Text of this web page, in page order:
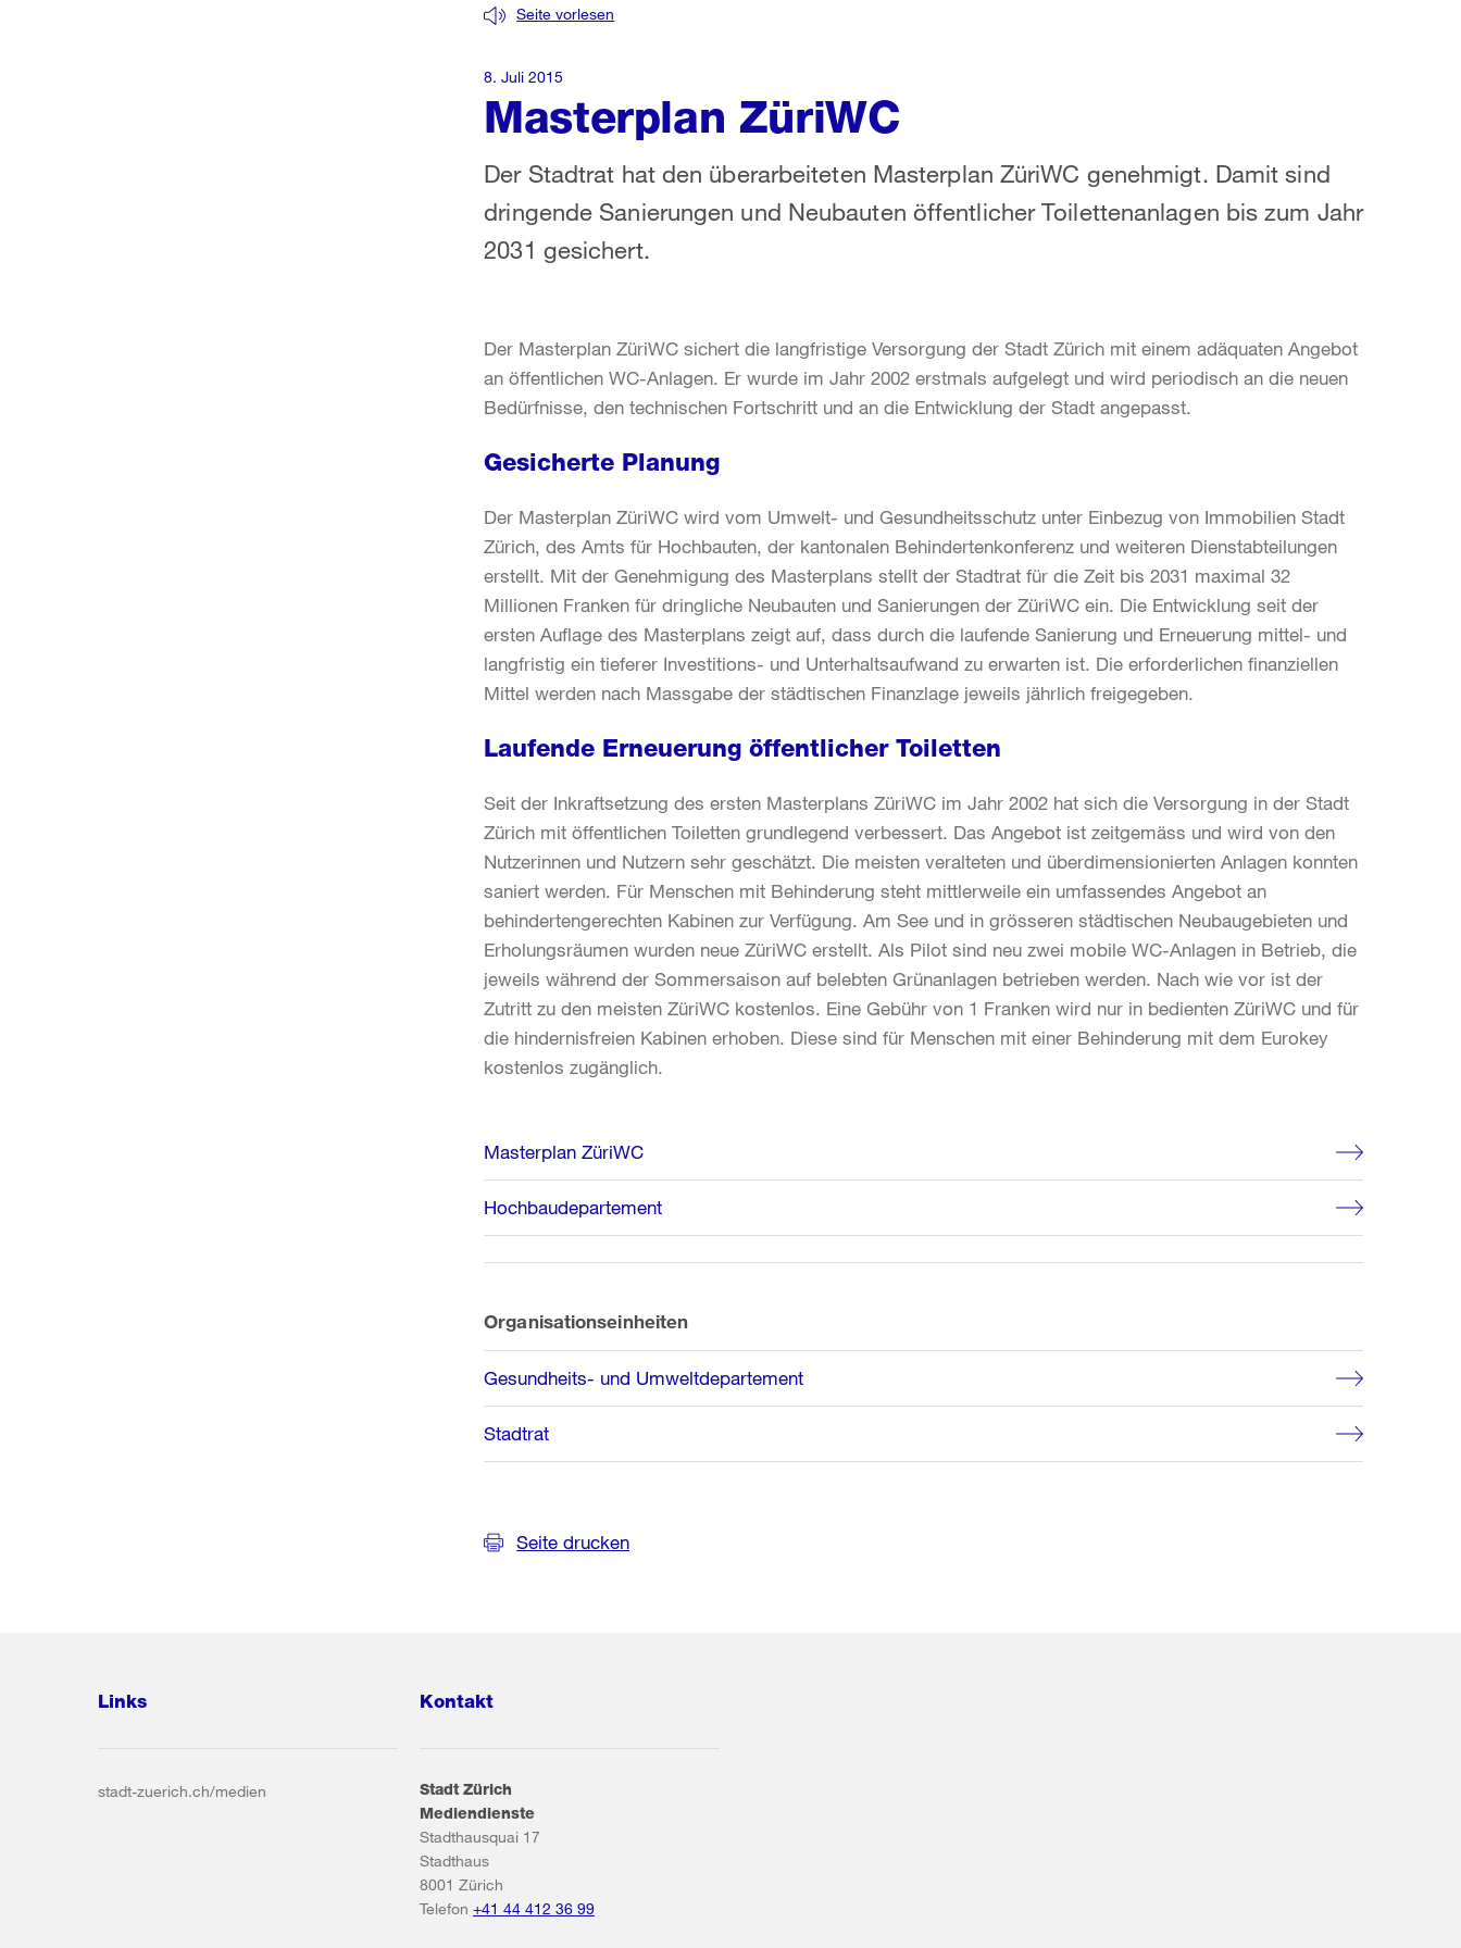
Masterplan ZüriWC
Seite vorlesen
Der Stadtrat hat den überarbeiteten Masterplan ZüriWC genehmigt. Damit sind
dringende Sanierungen und Neubauten öffentlicher Toilettenanlagen bis zum Jahr
2031 gesichert.
8. Juli 2015
Der Masterplan ZüriWC sichert die langfristige Versorgung der Stadt Zürich mit einem adäquaten Angebot
an öffentlichen WC-Anlagen. Er wurde im Jahr 2002 erstmals aufgelegt und wird periodisch an die neuen
Bedürfnisse, den technischen Fortschritt und an die Entwicklung der Stadt angepasst.
Gesicherte Planung
Der Masterplan ZüriWC wird vom Umwelt- und Gesundheitsschutz unter Einbezug von Immobilien Stadt
Zürich, des Amts für Hochbauten, der kantonalen Behindertenkonferenz und weiteren Dienstabteilungen
erstellt. Mit der Genehmigung des Masterplans stellt der Stadtrat für die Zeit bis 2031 maximal 32
Millionen Franken für dringliche Neubauten und Sanierungen der ZüriWC ein. Die Entwicklung seit der
ersten Auflage des Masterplans zeigt auf, dass durch die laufende Sanierung und Erneuerung mittel- und
langfristig ein tieferer Investitions- und Unterhaltsaufwand zu erwarten ist. Die erforderlichen finanziellen
Mittel werden nach Massgabe der städtischen Finanzlage jeweils jährlich freigegeben.
Laufende Erneuerung öffentlicher Toiletten
Seit der Inkraftsetzung des ersten Masterplans ZüriWC im Jahr 2002 hat sich die Versorgung in der Stadt
Zürich mit öffentlichen Toiletten grundlegend verbessert. Das Angebot ist zeitgemäss und wird von den
Nutzerinnen und Nutzern sehr geschätzt. Die meisten veralteten und überdimensionierten Anlagen konnten
saniert werden. Für Menschen mit Behinderung steht mittlerweile ein umfassendes Angebot an
behindertengerechten Kabinen zur Verfügung. Am See und in grösseren städtischen Neubaugebieten und
Erholungsräumen wurden neue ZüriWC erstellt. Als Pilot sind neu zwei mobile WC-Anlagen in Betrieb, die
jeweils während der Sommersaison auf belebten Grünanlagen betrieben werden. Nach wie vor ist der
Zutritt zu den meisten ZüriWC kostenlos. Eine Gebühr von 1 Franken wird nur in bedienten ZüriWC und für
die hindernisfreien Kabinen erhoben. Diese sind für Menschen mit einer Behinderung mit dem Eurokey
kostenlos zugänglich.
Weitere
Informationen
Masterplan ZüriWC
Hochbaudepartement
Organisationseinheiten
Gesundheits- und Umweltdepartement
Stadtrat
Seite drucken
Links
stadt-zuerich.ch/medien
Kontakt
Stadt Zürich
Mediendienste
Stadthausquai 17
Stadthaus
8001 Zürich
Telefon +41 44 412 36 99